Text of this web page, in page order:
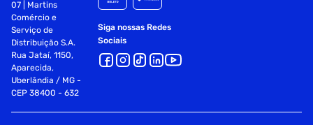
07 | Martins
Comércio e
Serviço de
Distribuição S.A.
Rua Jataí, 1150,
Aparecida,
Uberlândia / MG -
CEP 38400 - 632
Siga nossas Redes
Sociais